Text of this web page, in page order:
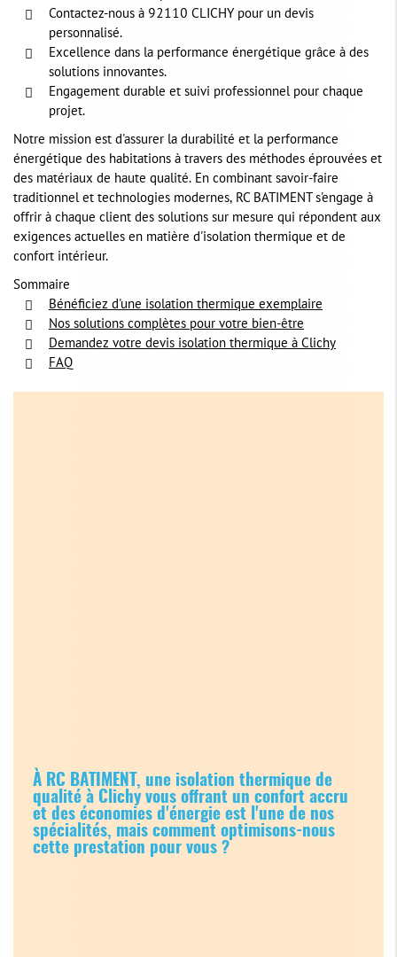
Contactez-nous à 92110 CLICHY pour un devis
personnalisé.
Excellence dans la performance énergétique grâce à des
solutions innovantes.
Engagement durable et suivi professionnel pour chaque
projet.
Notre mission est d'assurer la durabilité et la performance
énergétique des habitations à travers des méthodes éprouvées et
des matériaux de haute qualité. En combinant savoir-faire
traditionnel et technologies modernes, RC BATIMENT s'engage à
offrir à chaque client des solutions sur mesure qui répondent aux
exigences actuelles en matière d'isolation thermique et de
confort intérieur.
Sommaire
Bénéficiez d'une isolation thermique exemplaire
Nos solutions complètes pour votre bien-être
Demandez votre devis isolation thermique à Clichy
FAQ
À RC BATIMENT, une isolation thermique de
qualité à Clichy vous offrant un confort accru
et des économies d'énergie est l'une de nos
spécialités, mais comment optimisons-nous
cette prestation pour vous ?